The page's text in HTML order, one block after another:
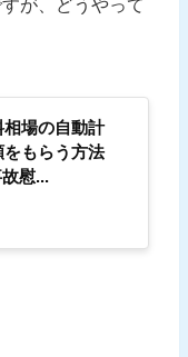
が、どうやって
場の自動計
もらう方法
慰...